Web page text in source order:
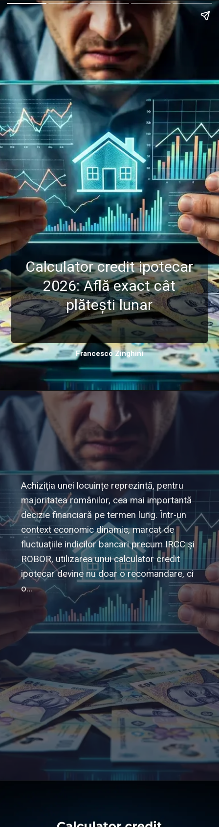
Calculator credit ipotecar
2026: Află exact cât
plătești lunar
Francesco Zinghinì
Achiziția unei locuințe reprezintă, pentru
majoritatea românilor, cea mai importantă
decizie financiară pe termen lung. Într-un
context economic dinamic, marcat de
fluctuațiile indicilor bancari precum IRCC și
ROBOR, utilizarea unui calculator credit
ipotecar devine nu doar o recomandare, ci
o…